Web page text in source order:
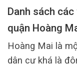
Danh sách
quận Hoàng
Hoàng Mai là
dân cư khá là